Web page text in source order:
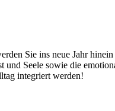
Sie ins neue Jahr
Seele sowie die
integriert werden!